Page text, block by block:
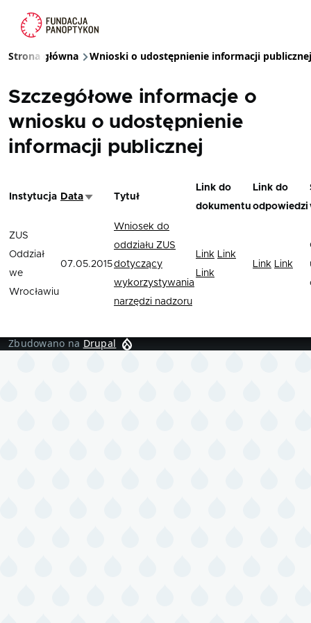
Ścieżka nawigacyjna
Strona główna Wnioski o udostępnienie informacji publicznej
Szczegółowe informacje o
wniosku o udostępnienie
informacji publicznej
Instytucja DataSortuj rosnąco
Tytuł
Link do
dokumentu
Link do
odpowiedzi
ZUS
Oddział
we
Wrocławiu
07.05.2015
Wniosek do
oddziału ZUS
dotyczący
wykorzystywania
narzędzi nadzoru
Link Link
Link
Link Link
Zbudowano na Drupal